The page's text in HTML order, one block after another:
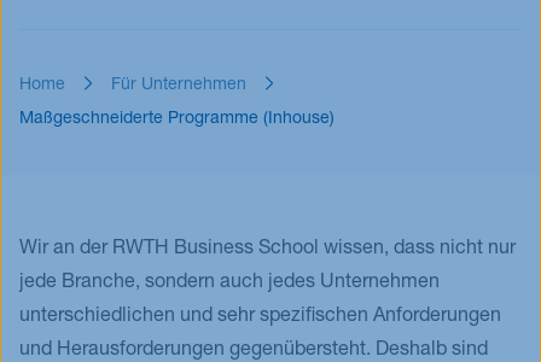
Home
Für Unternehmen
Maßgeschneiderte Programme (Inhouse)
Wir an der RWTH Business School wissen, dass nicht nur
jede Branche, sondern auch jedes Unternehmen
unterschiedlichen und sehr spezifischen Anforderungen
und Herausforderungen gegenübersteht. Deshalb sind